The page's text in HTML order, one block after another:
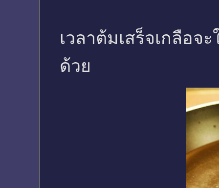
เวลาต้มเสร็จเกลือจ
ด้วย